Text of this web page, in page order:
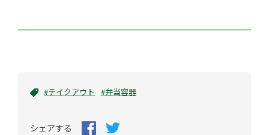
#テイクアウト #弁当容器
シェアする